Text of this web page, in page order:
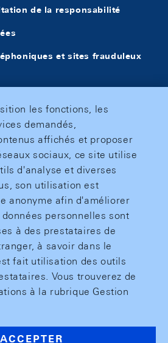
de la responsabilité
et sites frauduleux
les fonctions, les
demandés,
affichés et proposer
sociaux, ce site utilise
d'analyse et diverses
son utilisation est
anonyme afin d'améliorer
personnelles sont
à des prestataires de
à savoir dans le
fait utilisation des outils
Vous trouverez de
à la rubrique Gestion
ACCEPTER